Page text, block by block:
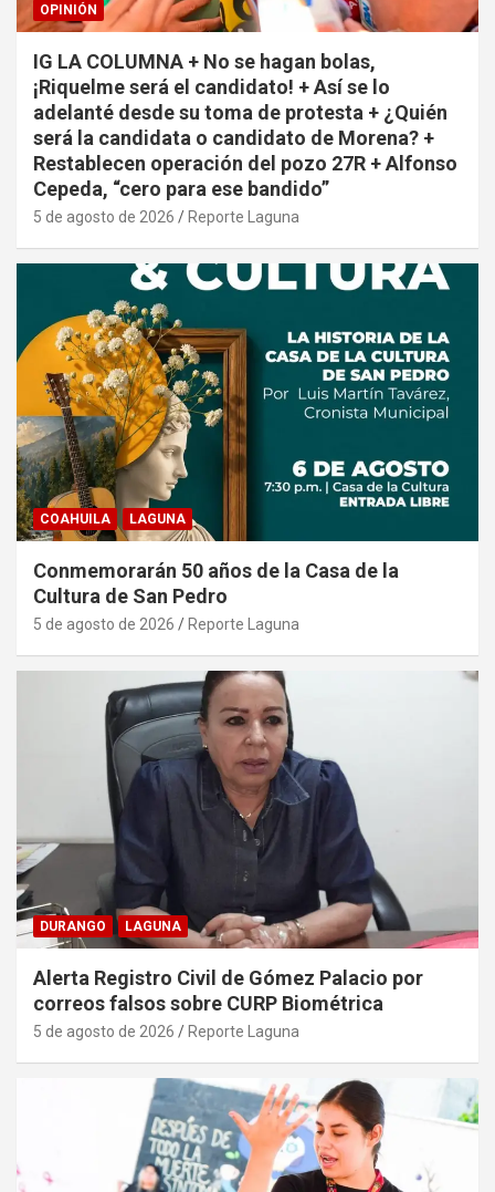
OPINIÓN
IG LA COLUMNA + No se hagan bolas,
¡Riquelme será el candidato! + Así se lo
adelanté desde su toma de protesta + ¿Quién
será la candidata o candidato de Morena? +
Restablecen operación del pozo 27R + Alfonso
Cepeda, “cero para ese bandido”
5 de agosto de 2026 Reporte Laguna
COAHUILA LAGUNA
Conmemorarán 50 años de la Casa de la
Cultura de San Pedro
5 de agosto de 2026 Reporte Laguna
DURANGO LAGUNA
Alerta Registro Civil de Gómez Palacio por
correos falsos sobre CURP Biométrica
5 de agosto de 2026 Reporte Laguna